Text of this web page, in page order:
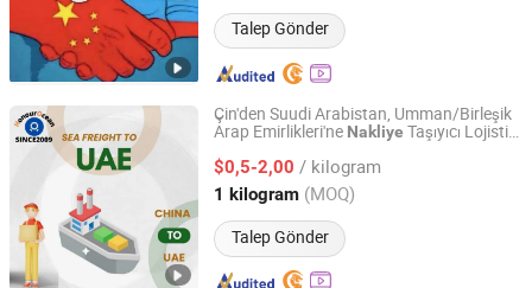
Talep Gönder
Çin'den Suudi Arabistan, Umman/Birleşik
Arap Emirlikleri'ne Nakliye Taşıyıcı Lojistik
$0,5-2,00 / kilogram
1 kilogram (MOQ)
Talep Gönder
Shenzhen Honour Ocean Shipping Co., Ltd.
Guangdong, China Fiyat 2025